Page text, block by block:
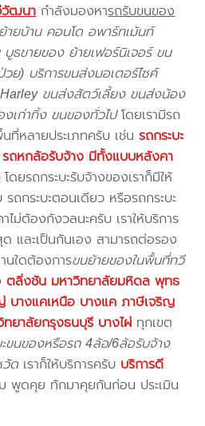
ฒนากำลังมองหารถรับขนของ
ยบ้าน คอนโด อพาร์ทเม้นท์
ขายของ ย้ายเฟอร์นิเจอร์ ขน
ย) บริการขนส่งมอเตอร์ไซค์
ขนส่งสัตว์เลี้ยง ขนส่งน้อง
เก่าทิ้ง ขนของทั่วไปโดยเรามีรถ
นที่หลายประเภทครับ เช่นรถกระบะ
ถหกล้อรับจ้าง มีทั้งแบบหลังคา
โดยรถกระบะรับจ้างของเราก็มีให้
ถกระบะตอนเดียว หรือรถกระบะ
ไม่ต้องกังวลนะครับ เราให้บริการ
และเป็นกันเอง สามารถต่อรอง
ใดต้องการขนย้ายของในพื้นที่ทวี
ตลิ่งชัน มหาวิทยาลัยมหิดล พุทธ
างแคเหนือ บางแค ภาษีเจริญ
ยาลัยกรุงธนบุรี บางไผ่ ทุกเขต
ะขนของหรือรถ 4ล้อ/6ล้อรับจ้าง
ด เราก็ให้บริการครับ บริการดี
พูดคุย ทักมาคุยกันก่อน ประเมิน